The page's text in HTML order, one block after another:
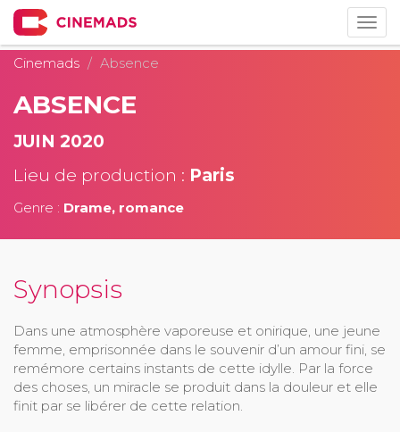
Cinemads
Absence
ABSENCE
JUIN 2020
Lieu de production : Paris
Genre : Drame, romance
Synopsis
Dans une atmosphère vaporeuse et onirique, une jeune
femme, emprisonnée dans le souvenir d’un amour fini, se
remémore certains instants de cette idylle. Par la force
des choses, un miracle se produit dans la douleur et elle
finit par se libérer de cette relation.